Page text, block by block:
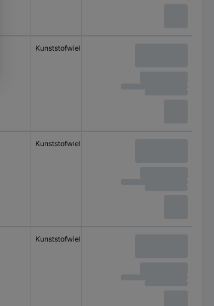
Kunststofwiel
Kunststofwiel
Kunststofwiel